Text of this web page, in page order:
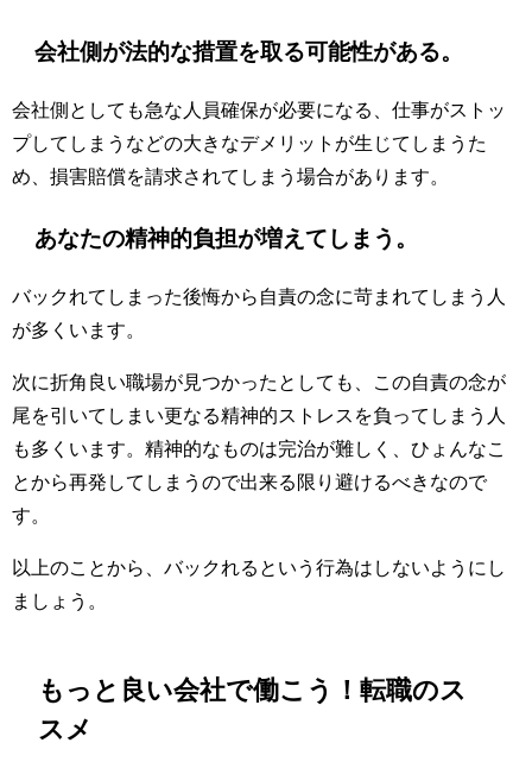
会社側が法的な措置を取る可能性がある。
会社側としても急な人員確保が必要になる、仕事がストッ
プしてしまうなどの大きなデメリットが生じてしまうた
め、損害賠償を請求されてしまう場合があります。
あなたの精神的負担が増えてしまう。
バックれてしまった後悔から自責の念に苛まれてしまう人
が多くいます。
次に折角良い職場が見つかったとしても、この自責の念が
尾を引いてしまい更なる精神的ストレスを負ってしまう人
も多くいます。精神的なものは完治が難しく、ひょんなこ
とから再発してしまうので出来る限り避けるべきなので
す。
以上のことから、バックれるという行為はしないようにし
ましょう。
もっと良い会社で働こう！転職のス
スメ